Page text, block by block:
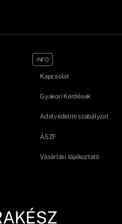
INFO
Kapcsolat
Gyakori Kérdések
Adatvédelmi szabályzat
ÁSZF
Vásárlási tájékoztató